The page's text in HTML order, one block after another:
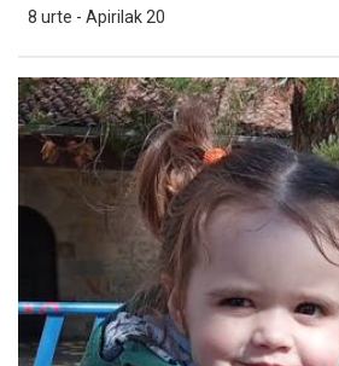
8 urte - Apirilak 20